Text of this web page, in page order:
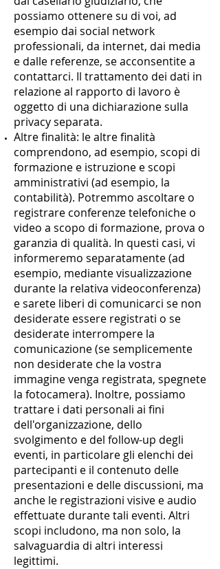
possiamo ottenere su di voi, ad
esempio dai social network
professionali, da internet, dai media
e dalle referenze, se acconsentite a
contattarci. Il trattamento dei dati in
relazione al rapporto di lavoro è
oggetto di una dichiarazione sulla
privacy separata.
Altre finalità: le altre finalità
comprendono, ad esempio, scopi di
formazione e istruzione e scopi
amministrativi (ad esempio, la
contabilità). Potremmo ascoltare o
registrare conferenze telefoniche o
video a scopo di formazione, prova o
garanzia di qualità. In questi casi, vi
informeremo separatamente (ad
esempio, mediante visualizzazione
durante la relativa videoconferenza)
e sarete liberi di comunicarci se non
desiderate essere registrati o se
desiderate interrompere la
comunicazione (se semplicemente
non desiderate che la vostra
immagine venga registrata, spegnete
la fotocamera). Inoltre, possiamo
trattare i dati personali ai fini
dell'organizzazione, dello
svolgimento e del follow-up degli
eventi, in particolare gli elenchi dei
partecipanti e il contenuto delle
presentazioni e delle discussioni, ma
anche le registrazioni visive e audio
effettuate durante tali eventi. Altri
scopi includono, ma non solo, la
salvaguardia di altri interessi
legittimi.